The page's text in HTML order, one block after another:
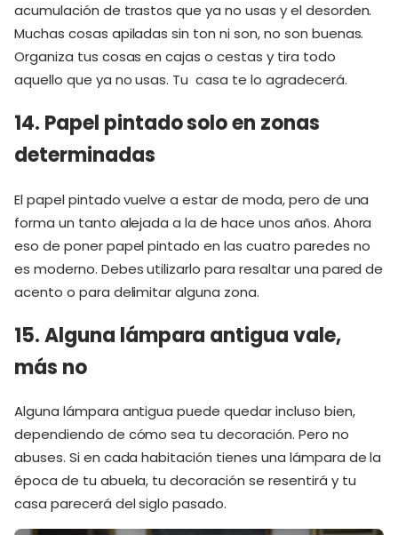
acumulación de trastos que ya no usas y el desorden.
Muchas cosas apiladas sin ton ni son, no son buenas.
Organiza tus cosas en cajas o cestas y tira todo
aquello que ya no usas. Tu casa te lo agradecerá.
14. Papel pintado solo en zonas
determinadas
El papel pintado vuelve a estar de moda, pero de una
forma un tanto alejada a la de hace unos años. Ahora
eso de poner papel pintado en las cuatro paredes no
es moderno. Debes utilizarlo para resaltar una pared de
acento o para delimitar alguna zona.
15. Alguna lámpara antigua vale,
más no
Alguna lámpara antigua puede quedar incluso bien,
dependiendo de cómo sea tu decoración. Pero no
abuses. Si en cada habitación tienes una lámpara de la
época de tu abuela, tu decoración se resentirá y tu
casa parecerá del siglo pasado.